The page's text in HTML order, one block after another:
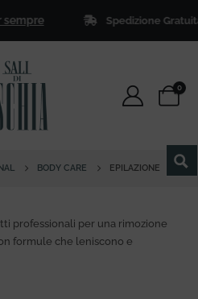
Spedizione Gratuita
0
BODY CARE EPILAZIONE
professionali per una rimozione
formule che leniscono e